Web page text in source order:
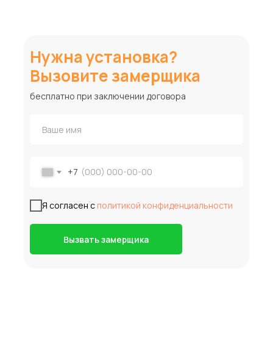
Нужна установка?
Вызовите замерщика
+7
Я согласен с политикой конфиденциальности
Вызвать замерщика
бесплатно при заключении договора